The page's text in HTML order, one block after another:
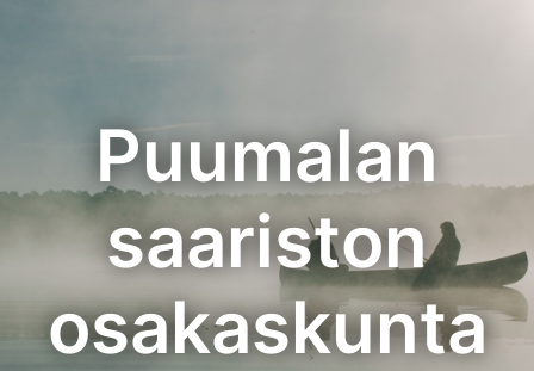
Puumalan
saariston
osakaskunta